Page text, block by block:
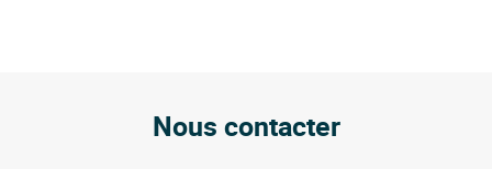
Nous contacter